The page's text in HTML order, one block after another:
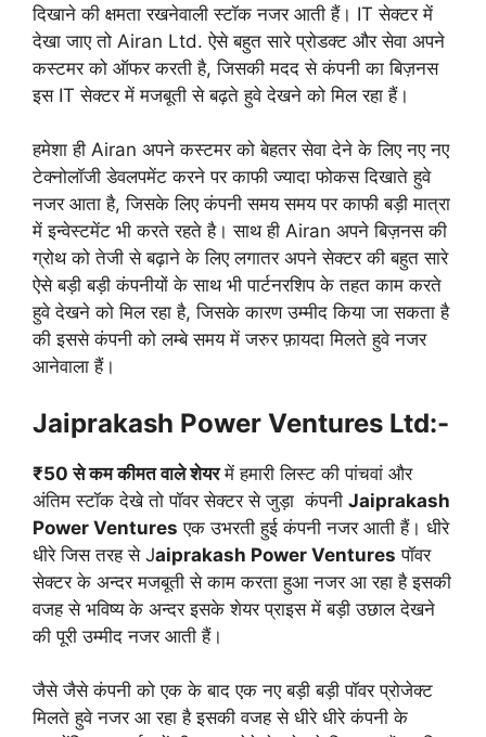
दिखाने की क्षमता रखनेवाली स्टॉक नजर आती हैं। IT सेक्टर में
देखा जाए तो Airan Ltd. ऐसे बहुत सारे प्रोडक्ट और सेवा अपने
कस्टमर को ऑफर करती है, जिसकी मदद से कंपनी का बिज़नस
इस IT सेक्टर में मजबूती से बढ़ते हुवे देखने को मिल रहा हैं।
हमेशा ही Airan अपने कस्टमर को बेहतर सेवा देने के लिए नए नए
टेक्नोलॉजी डेवलपमेंट करने पर काफी ज्यादा फोकस दिखाते हुवे
नजर आता है, जिसके लिए कंपनी समय समय पर काफी बड़ी मात्रा
में इन्वेस्टमेंट भी करते रहते है। साथ ही Airan अपने बिज़नस की
ग्रोथ को तेजी से बढ़ाने के लिए लगातर अपने सेक्टर की बहुत सारे
ऐसे बड़ी बड़ी कंपनीयों के साथ भी पार्टनरशिप के तहत काम करते
हुवे देखने को मिल रहा है, जिसके कारण उम्मीद किया जा सकता है
की इससे कंपनी को लम्बे समय में जरुर फ़ायदा मिलते हुवे नजर
आनेवाला हैं।
Jaiprakash Power Ventures Ltd:-
₹50 से कम कीमत वाले शेयरमें हमारी लिस्ट की पांचवां और
अंतिम स्टॉक देखे तो पॉवर सेक्टर से जुड़ा कंपनी Jaiprakash
Power Ventures एक उभरती हुई कंपनी नजर आती हैं। धीरे
धीरे जिस तरह से Jaiprakash Power Ventures पॉवर
सेक्टर के अन्दर मजबूती से काम करता हुआ नजर आ रहा है इसकी
वजह से भविष्य के अन्दर इसके शेयर प्राइस में बड़ी उछाल देखने
की पूरी उम्मीद नजर आती हैं।
जैसे जैसे कंपनी को एक के बाद एक नए बड़ी बड़ी पॉवर प्रोजेक्ट
मिलते हुवे नजर आ रहा है इसकी वजह से धीरे धीरे कंपनी के